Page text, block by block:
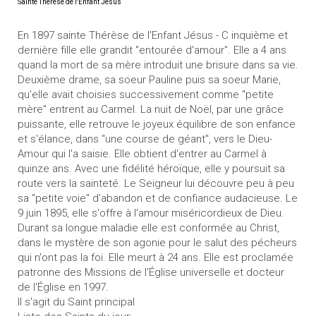
Sainte Thérèse de l'Enfant Jésus
En 1897 sainte Thérèse de l'Enfant Jésus - C inquième et
dernière fille elle grandit "entourée d'amour". Elle a 4 ans
quand la mort de sa mère introduit une brisure dans sa vie.
Deuxième drame, sa soeur Pauline puis sa soeur Marie,
qu'elle avait choisies successivement comme "petite
mère" entrent au Carmel. La nuit de Noël, par une grâce
puissante, elle retrouve le joyeux équilibre de son enfance
et s'élance, dans "une course de géant", vers le Dieu-
Amour qui l'a saisie. Elle obtient d'entrer au Carmel à
quinze ans. Avec une fidélité héroïque, elle y poursuit sa
route vers la sainteté. Le Seigneur lui découvre peu à peu
sa "petite voie" d'abandon et de confiance audacieuse. Le
9 juin 1895, elle s'offre à l'amour miséricordieux de Dieu.
Durant sa longue maladie elle est conformée au Christ,
dans le mystère de son agonie pour le salut des pécheurs
qui n'ont pas la foi. Elle meurt à 24 ans. Elle est proclamée
patronne des Missions de l'Église universelle et docteur
de l'Église en 1997.
Il s'agit du Saint principal